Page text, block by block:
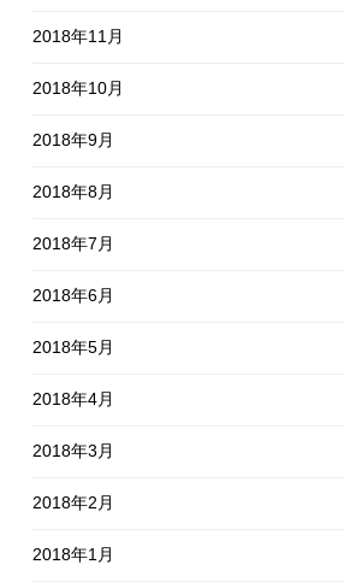
2018年11月
2018年10月
2018年9月
2018年8月
2018年7月
2018年6月
2018年5月
2018年4月
2018年3月
2018年2月
2018年1月